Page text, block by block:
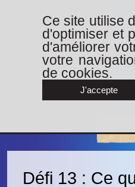
Défi 13 : Ce
Ce site utilise
d'optimiser et
d'améliorer
votre
de cookies.
J'accepte